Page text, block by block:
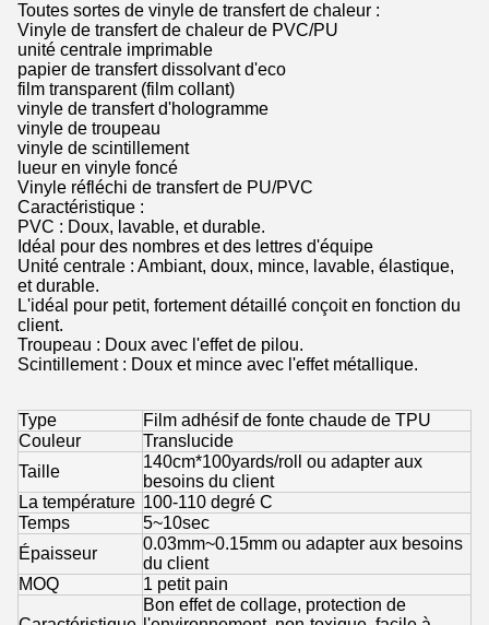
Toutes sortes de vinyle de transfert de chaleur :
Vinyle de transfert de chaleur de PVC/PU
unité centrale imprimable
papier de transfert dissolvant d'eco
film transparent (film collant)
vinyle de transfert d'hologramme
vinyle de troupeau
vinyle de scintillement
lueur en vinyle foncé
Vinyle réfléchi de transfert de PU/PVC
Caractéristique :
PVC : Doux, lavable, et durable.
Idéal pour des nombres et des lettres d'équipe
Unité centrale : Ambiant, doux, mince, lavable, élastique,
et durable.
L'idéal pour petit, fortement détaillé conçoit en fonction du
client.
Troupeau : Doux avec l'effet de pilou.
Scintillement : Doux et mince avec l'effet métallique.
Type
Film adhésif de fonte chaude de TPU
Couleur
Translucide
Taille
140cm*100yards/roll ou adapter aux
besoins du client
La température 100-110 degré C
Temps
5~10sec
Épaisseur
0.03mm~0.15mm ou adapter aux besoins
du client
MOQ
1 petit pain
Bon effet de collage, protection de